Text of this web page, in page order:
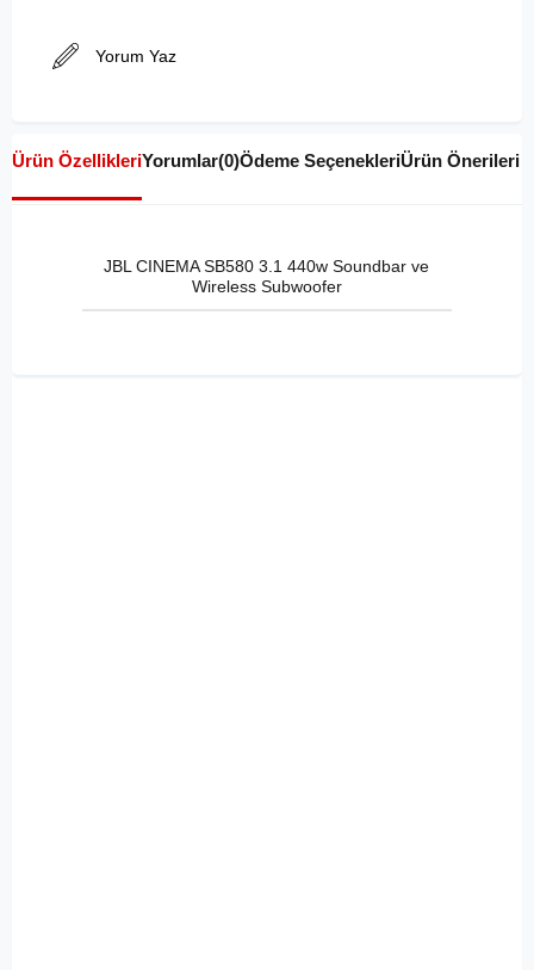
Yorum Yaz
Ürün ÖzellikleriYorumlar(0)Ödeme SeçenekleriÜrün Önerileri
JBL CINEMA SB580 3.1 440w Soundbar ve
Wireless Subwoofer